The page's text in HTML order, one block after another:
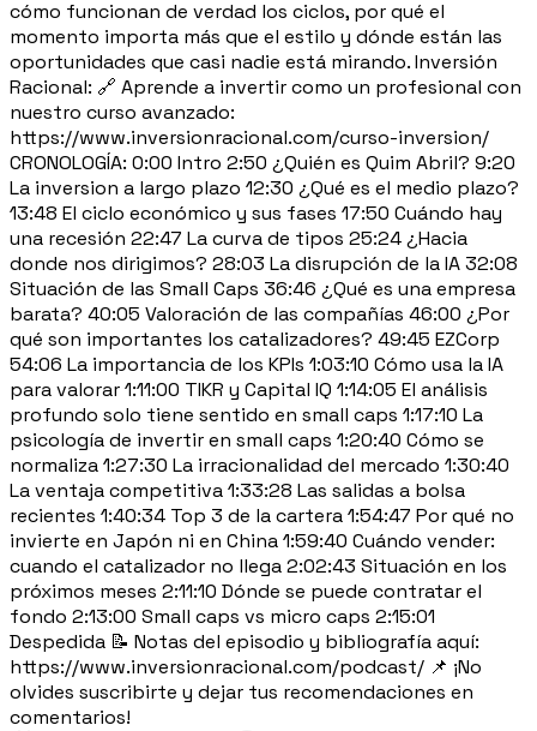
cómo funcionan de verdad los ciclos, por qué el
momento importa más que el estilo y dónde están las
oportunidades que casi nadie está mirando. Inversión
Racional: 🔗 Aprende a invertir como un profesional con
nuestro curso avanzado:
https://www.inversionracional.com/curso-inversion/
CRONOLOGÍA: 0:00 Intro 2:50 ¿Quién es Quim Abril? 9:20
La inversion a largo plazo 12:30 ¿Qué es el medio plazo?
13:48 El ciclo económico y sus fases 17:50 Cuándo hay
una recesión 22:47 La curva de tipos 25:24 ¿Hacia
donde nos dirigimos? 28:03 La disrupción de la IA 32:08
Situación de las Small Caps 36:46 ¿Qué es una empresa
barata? 40:05 Valoración de las compañías 46:00 ¿Por
qué son importantes los catalizadores? 49:45 EZCorp
54:06 La importancia de los KPIs 1:03:10 Cómo usa la IA
para valorar 1:11:00 TIKR y Capital IQ 1:14:05 El análisis
profundo solo tiene sentido en small caps 1:17:10 La
psicología de invertir en small caps 1:20:40 Cómo se
normaliza 1:27:30 La irracionalidad del mercado 1:30:40
La ventaja competitiva 1:33:28 Las salidas a bolsa
recientes 1:40:34 Top 3 de la cartera 1:54:47 Por qué no
invierte en Japón ni en China 1:59:40 Cuándo vender:
cuando el catalizador no llega 2:02:43 Situación en los
próximos meses 2:11:10 Dónde se puede contratar el
fondo 2:13:00 Small caps vs micro caps 2:15:01
Despedida 📝 Notas del episodio y bibliografía aquí:
https://www.inversionracional.com/podcast/ 📌 ¡No
olvides suscribirte y dejar tus recomendaciones en
comentarios!